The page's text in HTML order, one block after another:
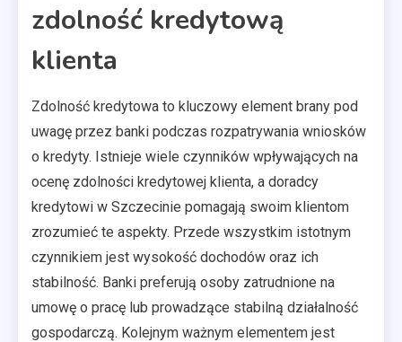
zdolność kredytową
klienta
Zdolność kredytowa to kluczowy element brany pod
uwagę przez banki podczas rozpatrywania wniosków
o kredyty. Istnieje wiele czynników wpływających na
ocenę zdolności kredytowej klienta, a doradcy
kredytowi w Szczecinie pomagają swoim klientom
zrozumieć te aspekty. Przede wszystkim istotnym
czynnikiem jest wysokość dochodów oraz ich
stabilność. Banki preferują osoby zatrudnione na
umowę o pracę lub prowadzące stabilną działalność
gospodarczą. Kolejnym ważnym elementem jest